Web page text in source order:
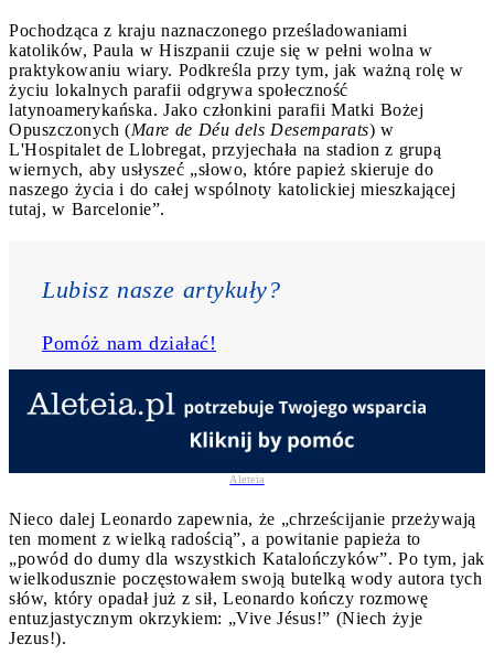
Pochodząca z kraju naznaczonego prześladowaniami
katolików, Paula w Hiszpanii czuje się w pełni wolna w
praktykowaniu wiary. Podkreśla przy tym, jak ważną rolę w
życiu lokalnych parafii odgrywa społeczność
latynoamerykańska. Jako członkini parafii Matki Bożej
Opuszczonych (Mare de Déu dels Desemparats) w
L'Hospitalet de Llobregat, przyjechała na stadion z grupą
wiernych, aby usłyszeć „słowo, które papież skieruje do
naszego życia i do całej wspólnoty katolickiej mieszkającej
tutaj, w Barcelonie”.
Lubisz nasze artykuły?
Pomóż nam działać!
Aleteia
Nieco dalej Leonardo zapewnia, że „chrześcijanie przeżywają
ten moment z wielką radością”, a powitanie papieża to
„powód do dumy dla wszystkich Katalończyków”. Po tym, jak
wielkodusznie poczęstowałem swoją butelką wody autora tych
słów, który opadał już z sił, Leonardo kończy rozmowę
entuzjastycznym okrzykiem: „Vive Jésus!” (Niech żyje
Jezus!).